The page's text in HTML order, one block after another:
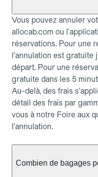
Vous pouvez annuler
allocab.com ou
réservations. Pour une
l'annulation est gratuite
départ. Pour une
gratuite dans les 5
Au-delà, des frais
détail des frais par
vous à notre Foire aux
l'annulation.
Combien de bagages